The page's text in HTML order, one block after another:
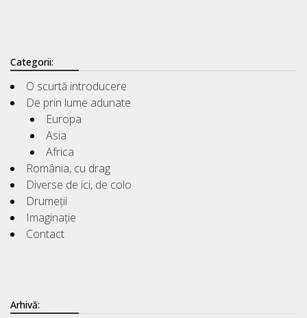
Categorii:
O scurtă introducere
De prin lume adunate
Europa
Asia
Africa
România, cu drag
Diverse de ici, de colo
Drumeții
Imaginație
Contact
Arhivă: